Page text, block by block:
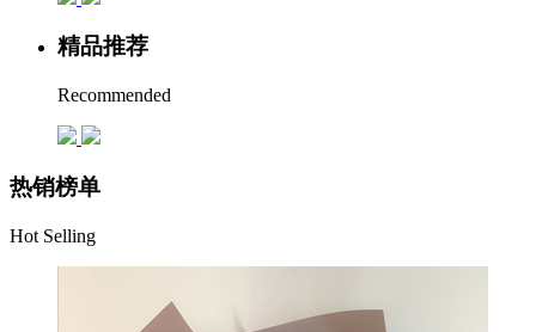
精品推荐
Recommended
热销榜单
Hot Selling